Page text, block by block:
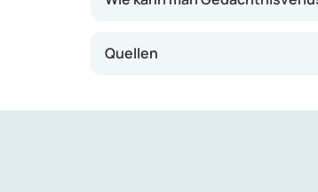
Quellen